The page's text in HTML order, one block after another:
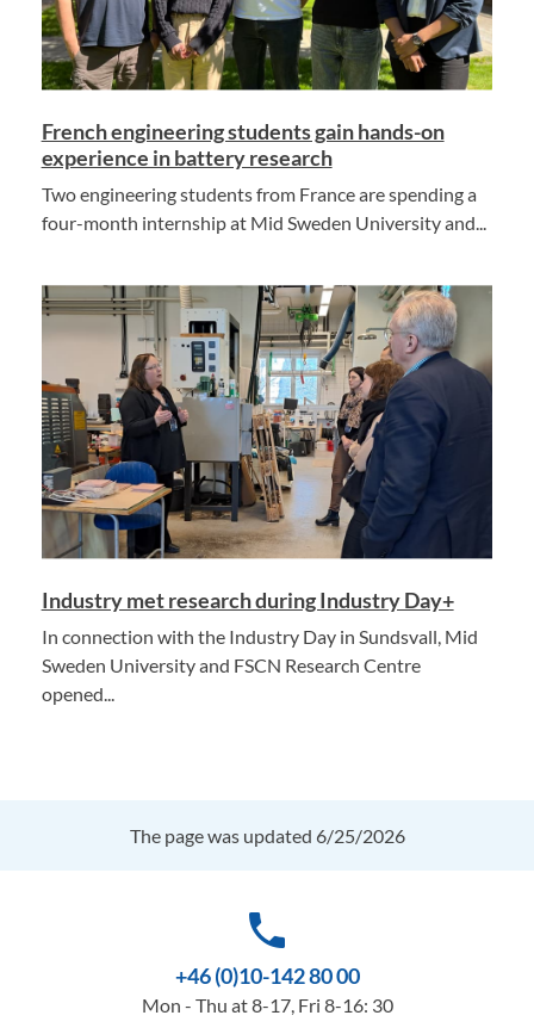
French engineering students gain hands-on
experience in battery research
Two engineering students from France are spending a
four-month internship at Mid Sweden University and...
Industry met research during Industry Day+
In connection with the Industry Day in Sundsvall, Mid
Sweden University and FSCN Research Centre
opened...
The page was updated 6/25/2026
phone
+46 (0)10-142 80 00
Mon - Thu at 8-17, Fri 8-16: 30